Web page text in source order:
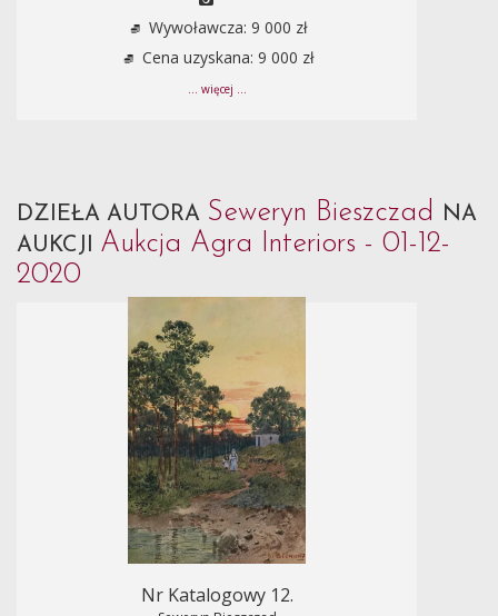
Wywoławcza: 9 000 zł
Cena uzyskana: 9 000 zł
... więcej ...
DZIEŁA AUTORA Seweryn Bieszczad NA
AUKCJI Aukcja Agra Interiors - 01-12-
2020
Nr Katalogowy 12.